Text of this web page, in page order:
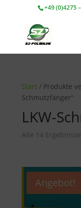
+49 (0)4275
Start/ Produkte
Schmutzfänger“
LKW-
Alle 14
Angebot!